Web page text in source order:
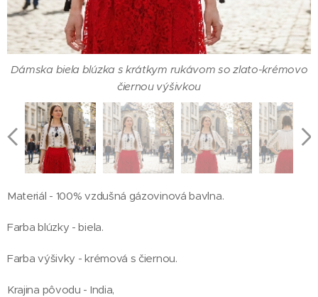
Dámska biela blúzka s krátkym rukávom so zlato-krémovo
čiernou výšivkou
Dámska biela blúzka s krátkym rukávom so zlato-krémovo
čiernou výšivkou
Dámska biela blúzka s krátkym rukávom so zlato-krémovo
čiernou výšivkou
Dámska biela blúzka s krátkym rukávom so zlato-krémovo
čiernou výšivkou - zadná strana
Dámska biela blúzka s krátkym rukávom so zlato-krémovo
Materiál - 100% vzdušná gázovinová bavlna.
Farba blúzky - biela.
Farba výšivky - krémová s čiernou.
Krajina pôvodu - India,